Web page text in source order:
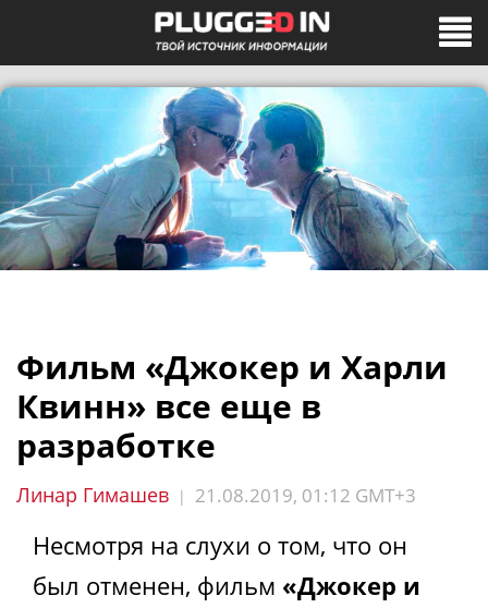
Фильм «Джокер и Харли
Квинн» все еще в
разработке
Линар Гимашев | 21.08.2019, 01:12 GMT+3
Несмотря на слухи о том, что он
был отменен, фильм «Джокер и